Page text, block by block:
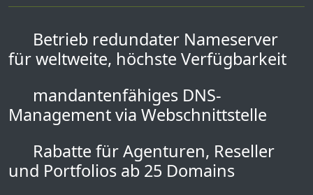
Betrieb redundater Nameserver
für weltweite, höchste Verfügbarkeit
mandantenfähiges DNS-
Management via Webschnittstelle
Rabatte für Agenturen, Reseller
und Portfolios ab 25 Domains